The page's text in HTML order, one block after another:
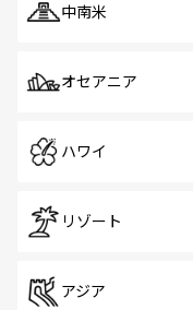
中南米
オセアニア
ハワイ
リゾート
アジア